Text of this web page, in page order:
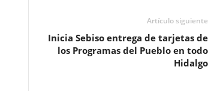
Artículo siguiente
Inicia Sebiso entrega de tarjetas de
los Programas del Pueblo en todo
Hidalgo